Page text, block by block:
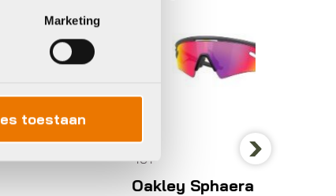
Marketing
toestaan
451
Oakley Sphaera Slash